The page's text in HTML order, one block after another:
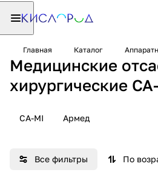
Главная Каталог
Медицинские
хирургические
CA-MI Армед
Все фильтры По